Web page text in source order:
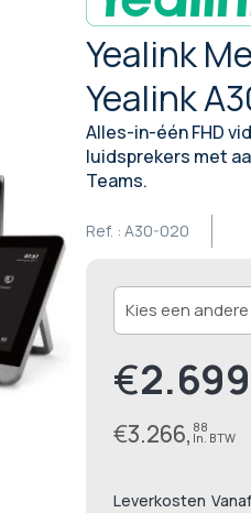
Yealink
Yealink
Alles-in-één FHD
luidsprekers met
Teams.
Ref. : A30-020
Leverkosten
€
€3.266, 88